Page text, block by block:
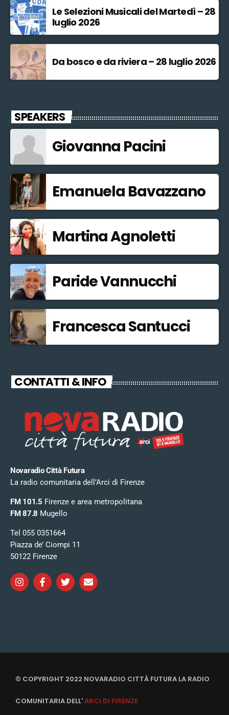
Le Selezioni Musicali del Martedì – 28
luglio 2026
Da bosco e da riviera – 28 luglio 2026
SPEAKERS
Giovanna Pacini
Emanuela Bavazzano
Martina Agnoletti
Paride Vannucchi
Francesca Santucci
CONTATTI & INFO
Novaradio Città Futura
La radio comunitaria dell’Arci di Firenze
FM 101.5 Firenze e area metropolitana
FM 87.8 Mugello
Tel 055 0351664
Piazza de’ Ciompi 11
50122 Firenze
© COPYRIGHT 2022 NOVARADIO CITTÀ FUTURA LA RADIO
COMUNITARIA DELL'ARCI DI FIRENZE